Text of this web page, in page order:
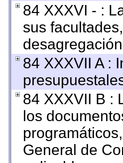
84 XXXVI - :
sus
84 XXXVII A :
84 XXXVII B :
los
General de